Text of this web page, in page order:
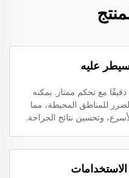
عليه
مع تحكم ممتاز. يمكنه
للمناطق المحيطة، مما
وتحسين نتائج الجراحة.